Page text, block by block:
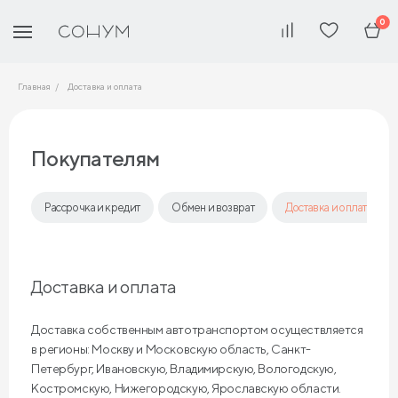
0
Главная Доставка и оплата
Покупателям
Рассрочка и кредит Обмен и возврат Доставка и оплата
Доставка и оплата
Доставка собственным автотранспортом осуществляется
в регионы: Москву и Московскую область, Санкт-
Петербург, Ивановскую, Владимирскую, Вологодскую,
Костромскую, Нижегородскую, Ярославскую области.